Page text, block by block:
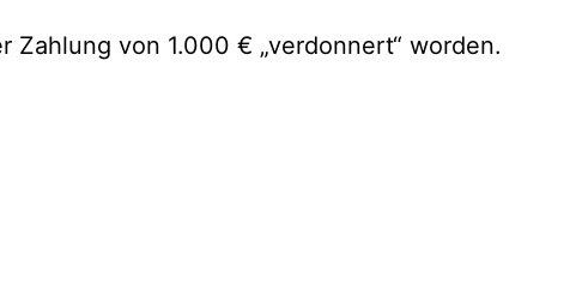
von 1.000 € „verdonnert“ worden.